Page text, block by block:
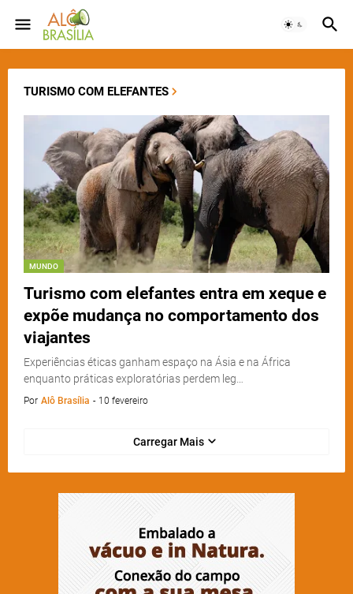
TURISMO COM ELEFANTES
MUNDO
Turismo com elefantes entra em xeque e
expõe mudança no comportamento dos
viajantes
Experiências éticas ganham espaço na Ásia e na África
enquanto práticas exploratórias perdem leg…
Por Alô Brasília - 10 fevereiro
Carregar Mais